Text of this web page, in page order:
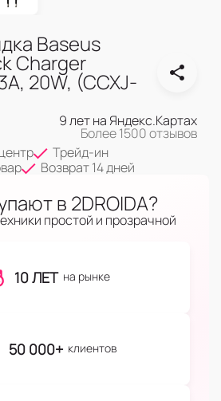
Baseus
Charger
20W, (CCXJ-
9 лет на Яндекс.Картах
Более 1500 отзывов
Трейд-ин
Возврат 14 дней
в 2DROIDA?
простой и прозрачной
10 ЛЕТ на рынке
50 000+ клиентов